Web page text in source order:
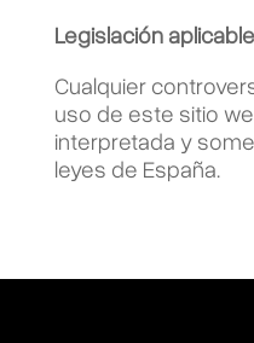
Legislación aplicable
Cualquier
uso de este sitio
interpretada y
leyes de España.